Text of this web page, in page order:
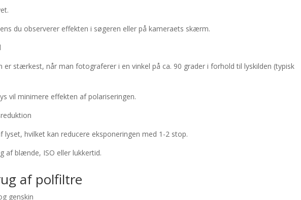
du observerer effekten i søgeren eller på kameraets skærm.
er stærkest, når man fotograferer i en vinkel på ca. 90 grader i forhold til lyskilden (typisk
vil minimere effekten af polariseringen.
lyset, hvilket kan reducere eksponeringen med 1-2 stop.
af blænde, ISO eller lukkertid.
af polfiltre
genskin